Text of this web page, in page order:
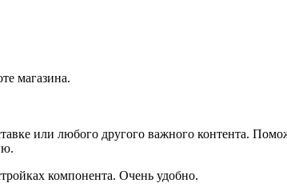
магазина.
или любого другого важного контента.
компонента. Очень удобно.